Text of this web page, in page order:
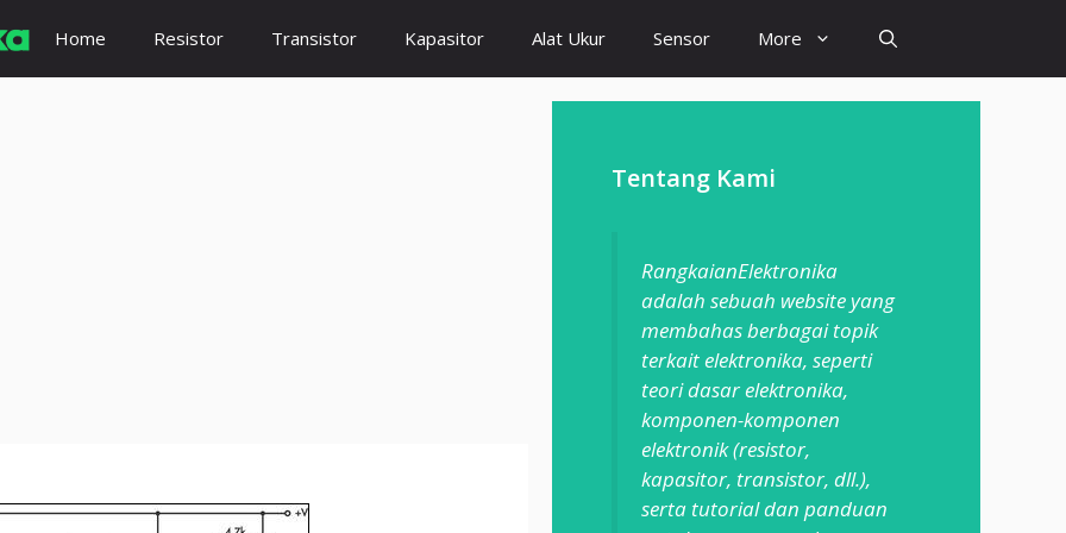
Home Resistor Transistor Kapasitor Alat Ukur Sensor More
Tentang Kami
RangkaianElektronika
adalah sebuah website yang
membahas berbagai topik
terkait elektronika, seperti
teori dasar elektronika,
komponen-komponen
elektronik (resistor,
kapasitor, transistor, dll.),
serta tutorial dan panduan